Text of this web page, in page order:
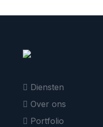
Diensten
Over ons
Portfolio